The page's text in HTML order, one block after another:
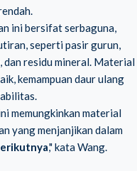
ini bersifat serbaguna,
seperti pasir gurun,
dan residu mineral. Material
kemampuan daur ulang
memungkinkan material
yang menjanjikan dalam
," kata Wang.